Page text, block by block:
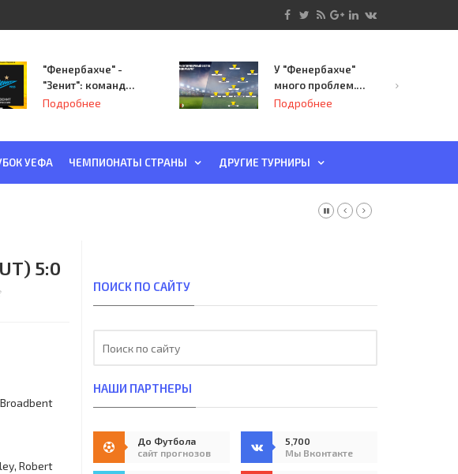
"Фенербахче" -
"Зенит": команда
Семака начинает
Подробнее
У "Фенербахче"
много проблем.
Но он опасен для
Подробнее
УЕФА ЧЕМПИОНАТЫ СТРАНЫ ДРУГИЕ ТУРНИРЫ
5:0
Robert
ПОИСК ПО САЙТУ
НАШИ ПАРТНЕРЫ
До Футбола
сайт прогнозов
5,700
Мы Вконтакте